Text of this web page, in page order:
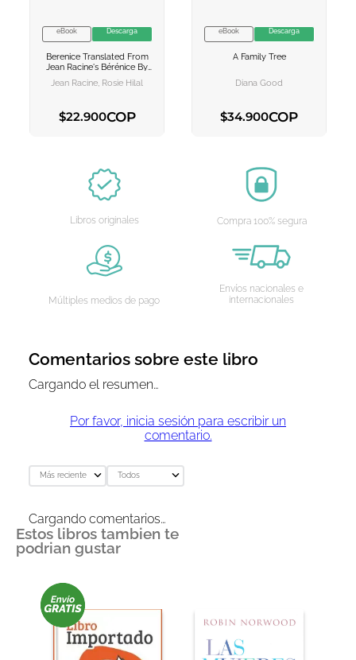
VER INFORMACION
AGREGAR AL
eBook Descarga
Berenice Translated From
Jean Racine's Bérénice By
Rosie Hilal
Jean Racine, Rosie Hilal
$22.900COP
VER INFORMACION
eBook Descarga
A Family Tree
Diana Good
$34.900COP
Libros originales Compra 100% segura
Múltiples medios de pago
Envíos nacionales e
internacionales
Comentarios sobre este libro
Cargando el resumen…
Por favor, inicia sesión para escribir un
comentario.
Más reciente Todos
Cargando comentarios…
Estos libros tambien te
podrian gustar